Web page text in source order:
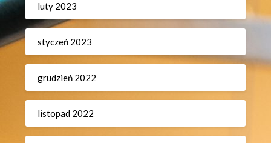
luty 2023
styczeń 2023
grudzień 2022
listopad 2022